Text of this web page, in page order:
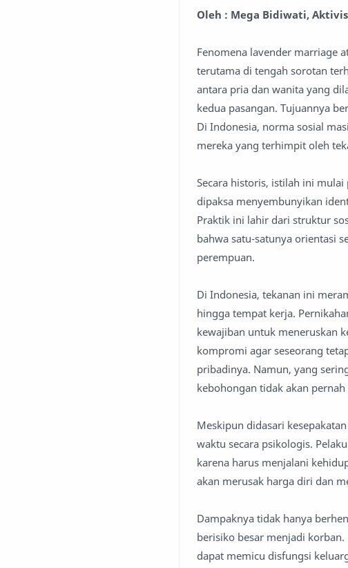
Oleh : Mega Bidiwati,
Fenomena lavender marriage
terutama di tengah sorotan
antara pria dan wanita yang
kedua pasangan. Tujuannya
Di Indonesia, norma sosial
mereka yang terhimpit oleh
Secara historis, istilah ini
dipaksa menyembunyikan
Praktik ini lahir dari struktur
bahwa satu-satunya orientasi
perempuan.
Di Indonesia, tekanan ini
hingga tempat kerja.
kewajiban untuk meneruskan
kompromi agar seseorang
pribadinya. Namun, yang
kebohongan tidak akan
Meskipun didasari
waktu secara psikologis.
karena harus menjalani
akan merusak harga diri dan
Dampaknya tidak hanya
berisiko besar menjadi
dapat memicu disfungsi